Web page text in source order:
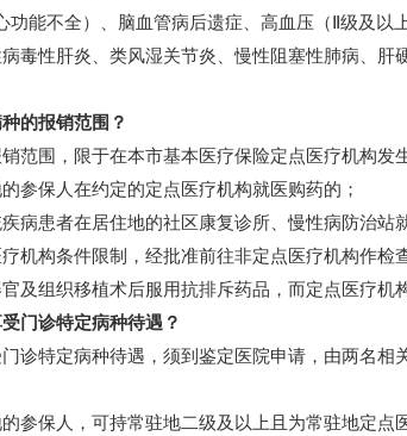
功能不全）、脑血管病后遗症、高血压（Ⅱ级及
毒性肝炎、类风湿关节炎、慢性阻塞性肺病、
的报销范围？
围，限于在本市基本医疗保险定点医疗机构发
保人在约定的定点医疗机构就医购药的；
患者在居住地的社区康复诊所、慢性病防治站
构条件限制，经批准前往非定点医疗机构作检
组织移植术后服用抗排斥药品，而定点医疗机构
诊特定病种待遇？
特定病种待遇，须到鉴定医院申请，由两名相
保人，可持常驻地二级及以上且为常驻地定点